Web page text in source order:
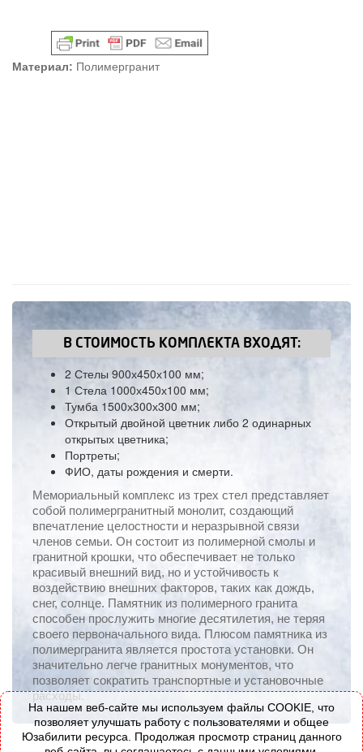
Материал: Полимергранит
В СТОИМОСТЬ КОМПЛЕКТА ВХОДЯТ:
2 Стелы 900х450х100 мм;
1 Стела 1000х450х100 мм;
Тумба 1500х300х300 мм;
Открытый двойной цветник либо 2 одинарных
открытых цветника;
Портреты;
ФИО, даты рождения и смерти.
Мемориальный комплекс из трех стел представляет
собой полимергранитный монолит, создающий
впечатление целостности и неразрывной связи
членов семьи. Он состоит из полимерной смолы и
гранитной крошки, что обеспечивает не только
красивый внешний вид, но и устойчивость к
воздействию внешних факторов, таких как дождь,
снег, солнце. Памятник из полимерного гранита
способен прослужить многие десятилетия, не теряя
своего первоначального вида. Плюсом памятника из
полимергранита является простота установки. Он
значительно легче гранитных монументов, что
позволяет сократить транспортные и установочные
расходы.
На нашем веб-сайте мы используем файлы COOKIE, что
позволяет улучшать работу с пользователями и общее
Юзабилити ресурса. Продолжая просмотр страниц данного